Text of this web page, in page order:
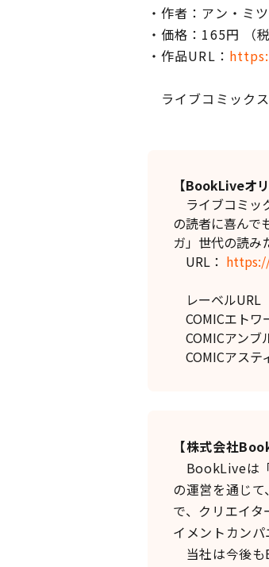
・作者：アン・ミ
・価格：165円 （税
・作品URL：
ライブコミック
【BookLiveオ
ライブコミッ
の読者に喜んで
ガ」世代の読み
URL：
レーベルURL
COMICエトワ
COMICアンブ
COMICアステ
【株式会社
BookLiveは
の運営を通じ
で、クリエイ
イメントカンパ
当社は今後も